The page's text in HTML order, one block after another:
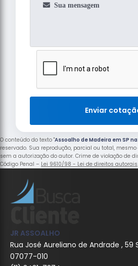
Enviar
O conteúdo do texto "Assoalho de Madeira em SP
reservado. Sua reprodução, parcial ou total,
sem a autorização do autor. Crime de violação de
Código Penal – Lei 9610/98 - Lei de direitos autorais.
JR ASSOALHO
Rua José Aureliano de Andrade , 59
07077-010